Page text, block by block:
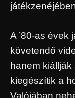
A ’80-as évek
követendő
hanem
kiegészítik a
Valójában